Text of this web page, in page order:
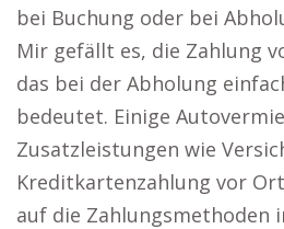
bei Buchung oder bei
Mir gefällt es, die Zahlung
das bei der Abholung
bedeutet. Einige
Zusatzleistungen wie
Kreditkartenzahlung vor
auf die Zahlungsmethoden